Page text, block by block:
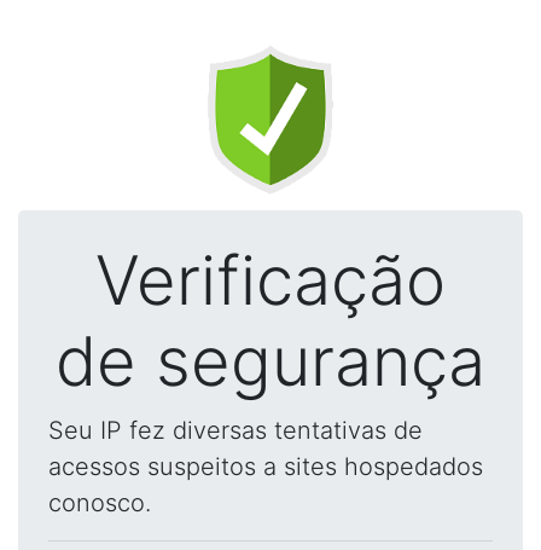
Verificação
de segurança
Seu IP fez diversas tentativas de
acessos suspeitos a sites hospedados
conosco.